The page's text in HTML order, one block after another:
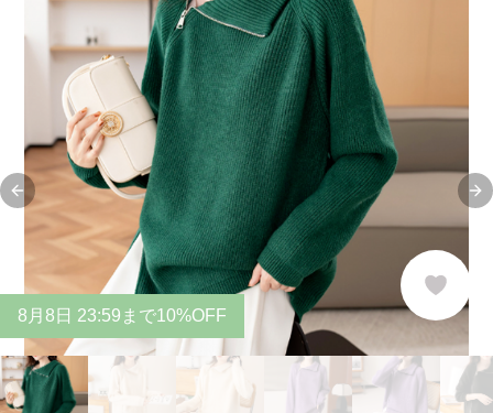
Previous slide
8 月 8 日 23:59まで10%OFF